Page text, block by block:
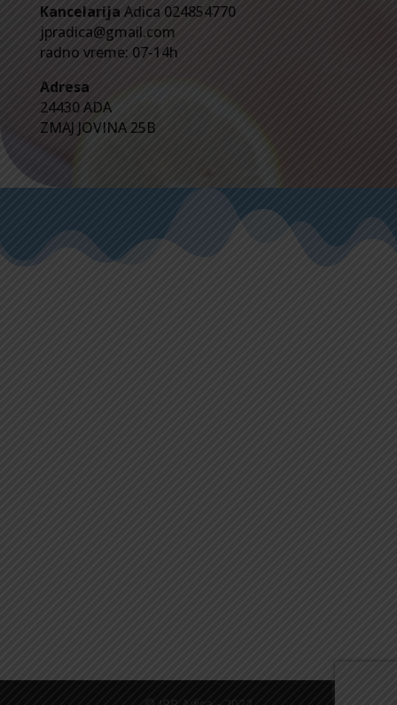
Kancelarija Adica 024854770
jpradica@gmail.com
radno vreme: 07-14h
Adresa
24430 ADA
ZMAJ JOVINA 25B